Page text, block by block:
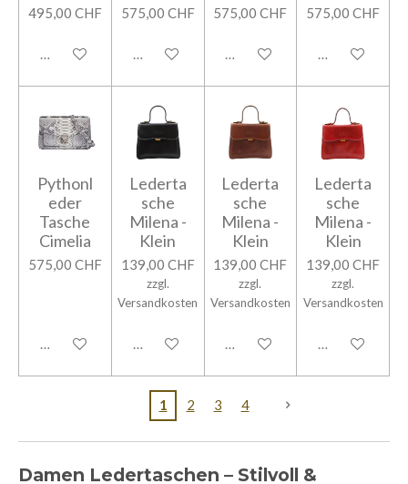
495,00 CHF
In den Warenkorb
575,00 CHF
In den Warenkorb
575,00 CHF
In den Warenkorb
575,00 CHF
In den
Pythonl
eder
Tasche
Cimelia
575,00 CHF
In den Warenkorb
Lederta
sche
Milena -
Klein
139,00 CHF
zzgl.
Versandkosten
In den Warenkorb
Lederta
sche
Milena -
Klein
139,00 CHF
zzgl.
Versandkosten
In den Warenkorb
Lederta
sche
Milena -
Klein
139,00 CHF
zzgl.
Versandkosten
In den
1 2 3 4
Damen Ledertaschen – Stilvoll &